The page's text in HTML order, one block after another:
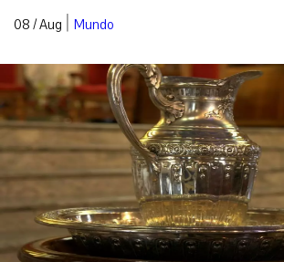
08 / Aug | Mundo